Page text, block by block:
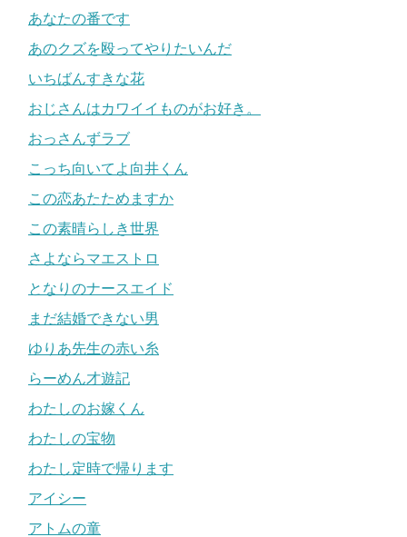
あなたの番です
あのクズを殴ってやりたいんだ
いちばんすきな花
おじさんはカワイイものがお好き。
おっさんずラブ
こっち向いてよ向井くん
この恋あたためますか
この素晴らしき世界
さよならマエストロ
となりのナースエイド
まだ結婚できない男
ゆりあ先生の赤い糸
らーめん才遊記
わたしのお嫁くん
わたしの宝物
わたし定時で帰ります
アイシー
アトムの童